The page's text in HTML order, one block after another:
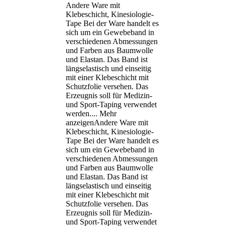
Andere Ware mit
Klebeschicht, Kinesiologie-
Tape Bei der Ware handelt es
sich um ein Gewebeband in
verschiedenen Abmessungen
und Farben aus Baumwolle
und Elastan. Das Band ist
längselastisch und einseitig
mit einer Klebeschicht mit
Schutzfolie versehen. Das
Erzeugnis soll für Medizin-
und Sport-Taping verwendet
werden.... Mehr
anzeigenAndere Ware mit
Klebeschicht, Kinesiologie-
Tape Bei der Ware handelt es
sich um ein Gewebeband in
verschiedenen Abmessungen
und Farben aus Baumwolle
und Elastan. Das Band ist
längselastisch und einseitig
mit einer Klebeschicht mit
Schutzfolie versehen. Das
Erzeugnis soll für Medizin-
und Sport-Taping verwendet